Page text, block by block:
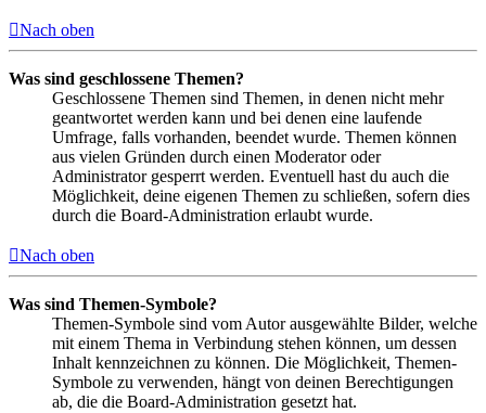
Nach oben
Was sind geschlossene Themen?
Geschlossene Themen sind Themen, in denen nicht mehr
geantwortet werden kann und bei denen eine laufende
Umfrage, falls vorhanden, beendet wurde. Themen können
aus vielen Gründen durch einen Moderator oder
Administrator gesperrt werden. Eventuell hast du auch die
Möglichkeit, deine eigenen Themen zu schließen, sofern dies
durch die Board-Administration erlaubt wurde.
Nach oben
Was sind Themen-Symbole?
Themen-Symbole sind vom Autor ausgewählte Bilder, welche
mit einem Thema in Verbindung stehen können, um dessen
Inhalt kennzeichnen zu können. Die Möglichkeit, Themen-
Symbole zu verwenden, hängt von deinen Berechtigungen
ab, die die Board-Administration gesetzt hat.